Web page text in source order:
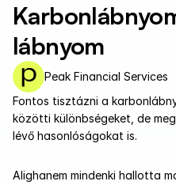
lábnyom
Peak Financial Services
Fontos tisztázni a
közötti különbségeket, de
lévő hasonlóságokat is.
Alighanem mindenki hallotta